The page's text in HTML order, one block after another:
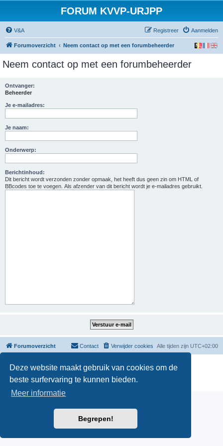
Deze website maakt gebruik van cookies om de
beste surfervaring te kunnen bieden.
Meer informatie
Begrepen!
FORUM KVVP-URJPP
V&A Aanmelden
Registreer
Forumoverzicht Neem contact op met een forumbeheerder
Neem contact op met een forumbeheerder
Ontvanger:
Beheerder
Je e-mailadres:
Je naam:
Onderwerp:
Berichtinhoud:
Dit bericht wordt verzonden zonder opmaak, het heeft dus geen zin om HTML of
BBcodes toe te voegen. Als afzender van dit bericht wordt je e-mailadres gebruikt.
Forumoverzicht Alle tijden zijn UTC+02:00
Verwijder cookies
Contact
Powered by phpBB® Forum Software © phpBB Limited
Nederlandse vertaling door
Privacy| Gebruikersvoorwaarden